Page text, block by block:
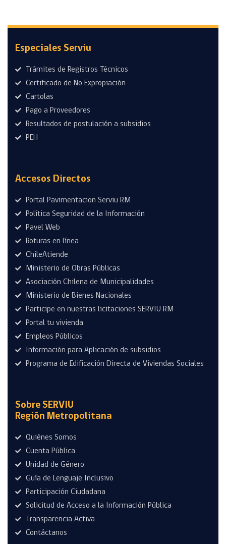
Especiales Serviu
Trámites de Registros Técnicos
Certificado de No Expropiación
Cartolas
Pago a Proveedores
Resultados de postulación a subsidios
PEH
Accesos Directos
Portal Pavimentacion Serviu RM
Política Seguridad de la Información
Pavel Web
Roturas en línea
ChileAtiende
Ministerio de Obras Públicas
Asociación Chilena de Municipalidades
Ministerio de Bienes Nacionales
Participe en nuestras licitaciones SERVIU RM
Portal tu vivienda
Empleos Públicos
Información para Aplicación de subsidios
Programa de Edificación Directa de Viviendas Sociales
Sobre SERVIU
Región Metropolitana
Quiénes Somos
Cuenta Pública
Unidad de Género
Guía de Lenguaje Inclusivo
Participación Ciudadana
Solicitud de Acceso a la Información Pública
Transparencia Activa
Contáctanos